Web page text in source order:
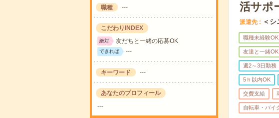
職種 ---
こだわりINDEX
絶対 友だちと一緒の応募OK
できれば ---
キーワード ---
あなたのプロフィール
---
活サポ
派遣先 ＜シ
職種未経験OK
友達と一緒OK
週2～3日勤務
5ｈ以内OK
交費支給
自転車・バイ